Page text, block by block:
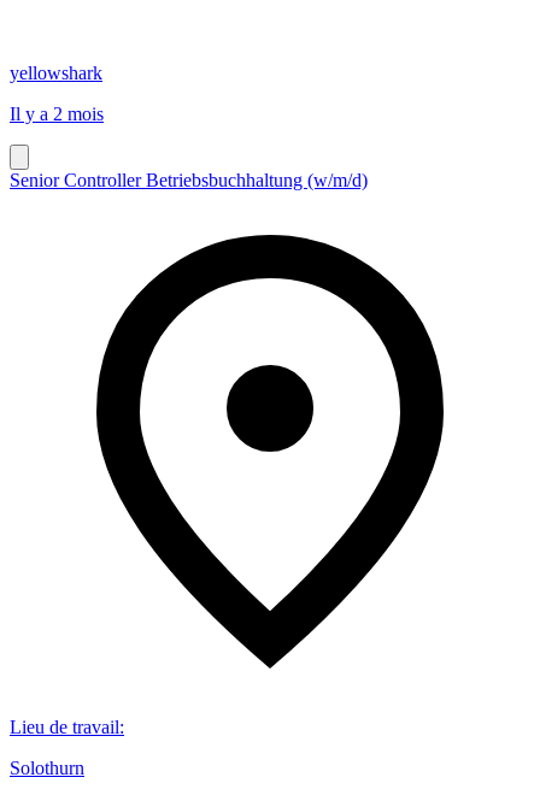
yellowshark
Il y a 2 mois
Senior Controller Betriebsbuchhaltung (w/m/d)
Lieu de travail:
Solothurn